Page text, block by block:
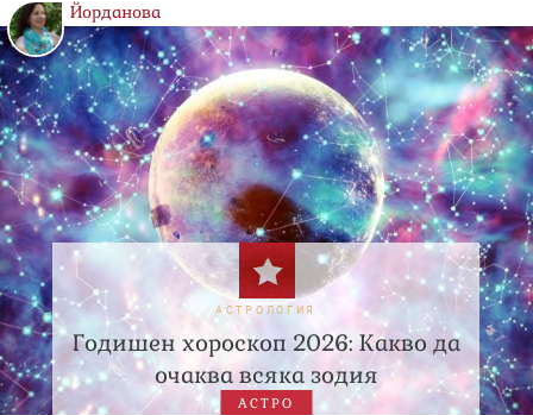
Йорданова
АСТРОЛОГИЯ
Годишен хороскоп 2026: Какво да
очаква всяка зодия
АСТРО